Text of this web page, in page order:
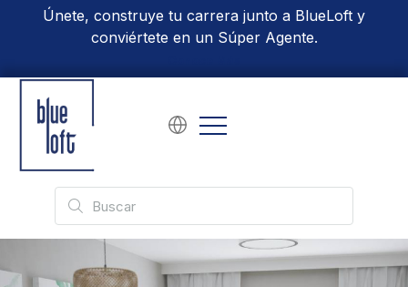
Únete, construye tu carrera junto a BlueLoft y
conviértete en un Súper Agente.